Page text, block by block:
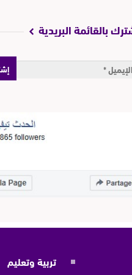
بالقائمة البريدية
تربية وتعليم